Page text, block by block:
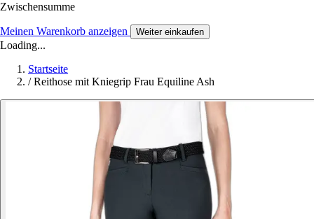
Zwischensumme
Meinen Warenkorb anzeigen Weiter einkaufen
Loading...
Startseite
/ Reithose mit Kniegrip Frau Equiline Ash